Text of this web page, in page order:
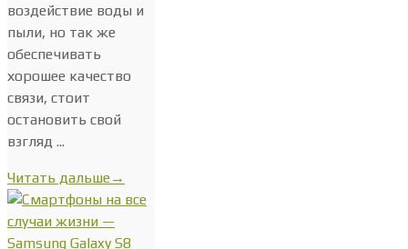
воздействие воды и
пыли, но так же
обеспечивать
хорошее качество
связи, стоит
остановить свой
взгляд ...
Читать дальше→